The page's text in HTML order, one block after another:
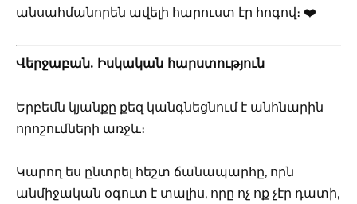
անսահմանորեն ավելի հարուստ էր հոգով։ ❤️
Վերջաբան. Իսկական հարստություն
Երբեմն կյանքը քեզ կանգնեցնում է անհնարին
որոշումների առջև։
Կարող ես ընտրել հեշտ ճանապարհը, որն
անմիջական օգուտ է տալիս, որը ոչ ոք չէր դատի,